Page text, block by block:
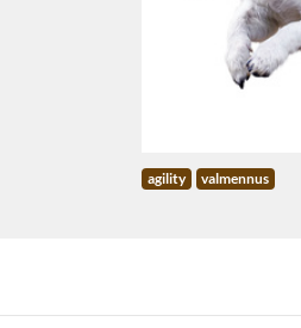
agility valmennus